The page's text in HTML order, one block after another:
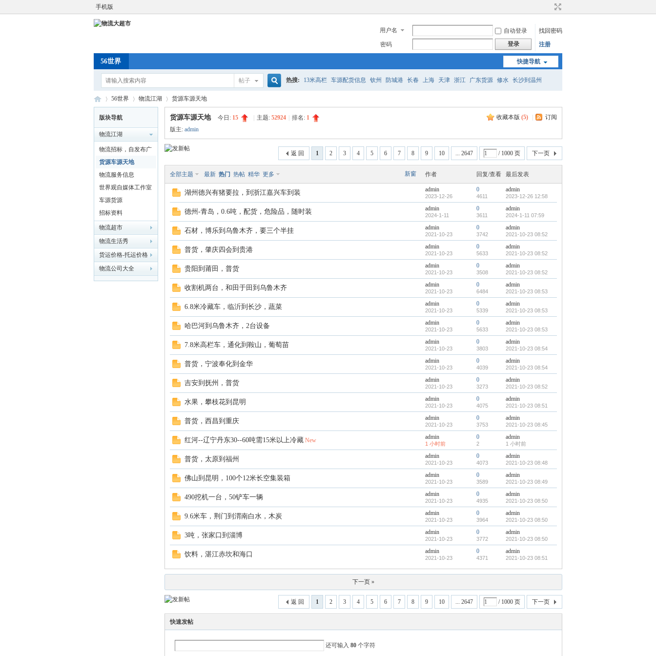
手机版
用户名 自动登录
找回密码
密码
登录 注册
快捷导航
56世界
帖子 热搜: 13米高栏 车源配货信息 钦州 防城港 长春 上海 天津 浙江 广东货源 修水 长沙到温州
物
流
»
56世界
›
物流江湖 货源车源天地
版块导航
物流江湖
物流招标，自发布广
告
货源车源天地
物流服务信息
世界观自媒体工作室
车源货源
招标资料
物流超市
物流生活秀
货运价格-托运价格
物流公司大全
收藏本版 (5) 订阅
货源车源天地 今日: 15 主题: 52924 排名: 1
版主: admin
1 2 3 4 5 6 7 8 9 10 ... 2647 / 1000 页 下一页
返 回
新窗
全部主题 最新 热门 热帖 精华 更多 作者 回复/查看 最后发表
湖州德兴有猪要拉，到浙江嘉兴车到装 admin
2023-12-26
0
4611
admin
2023-12-26 12:58
德州-青岛，0.6吨，配货，危险品，随时装 admin
2024-1-11
0
3611
admin
2024-1-11 07:59
石材，博乐到乌鲁木齐，要三个半挂 admin
2021-10-23
0
3742
admin
2021-10-23 08:52
普货，肇庆四会到贵港 admin
2021-10-23
0
5633
admin
2021-10-23 08:52
贵阳到莆田，普货 admin
2021-10-23
0
3508
admin
2021-10-23 08:52
收割机两台，和田于田到乌鲁木齐 admin
2021-10-23
0
6484
admin
2021-10-23 08:53
6.8米冷藏车，临沂到长沙，蔬菜 admin
2021-10-23
0
5339
admin
2021-10-23 08:53
哈巴河到乌鲁木齐，2台设备 admin
2021-10-23
0
5633
admin
2021-10-23 08:53
7.8米高栏车，通化到鞍山，葡萄苗 admin
2021-10-23
0
3803
admin
2021-10-23 08:54
普货，宁波奉化到金华 admin
2021-10-23
0
4039
admin
2021-10-23 08:54
吉安到抚州，普货 admin
2021-10-23
0
3273
admin
2021-10-23 08:52
水果，攀枝花到昆明 admin
2021-10-23
0
4075
admin
2021-10-23 08:51
普货，西昌到重庆 admin
2021-10-23
0
3753
admin
2021-10-23 08:45
红河--辽宁丹东30--60吨需15米以上冷藏 New admin
1 小时前
0
2
admin
1 小时前
普货，太原到福州 admin
2021-10-23
0
4073
admin
2021-10-23 08:48
佛山到昆明，100个12米长空集装箱 admin
2021-10-23
0
3589
admin
2021-10-23 08:49
490挖机一台，50铲车一辆 admin
2021-10-23
0
4935
admin
2021-10-23 08:50
9.6米车，荆门到渭南白水，木炭 admin
2021-10-23
0
3964
admin
2021-10-23 08:50
3吨，张家口到淄博 admin
2021-10-23
0
3772
admin
2021-10-23 08:50
饮料，湛江赤坎和海口 admin
2021-10-23
0
4371
admin
2021-10-23 08:51
下一页 »
1 2 3 4 5 6 7 8 9 10 ... 2647 / 1000 页 下一页
返 回
快速发帖
还可输入 80 个字符